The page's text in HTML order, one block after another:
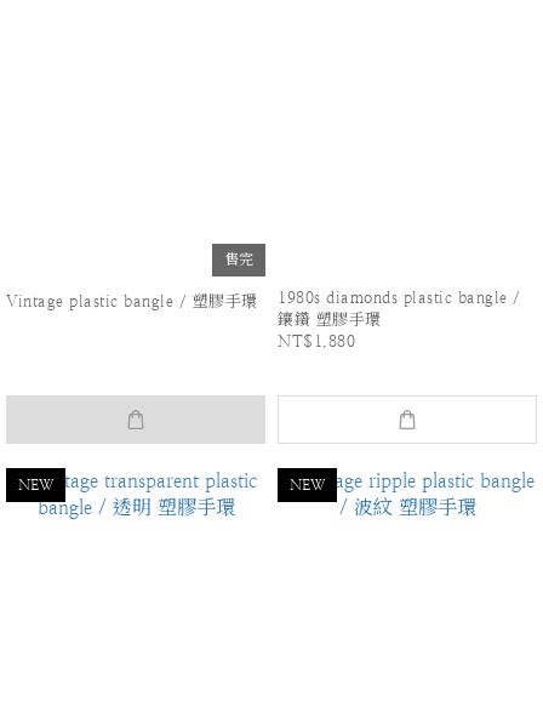
售完
Vintage plastic bangle / 塑膠手環
1980s diamonds plastic bangle /
鑲鑽 塑膠手環
NT$1,880
NEW NEW